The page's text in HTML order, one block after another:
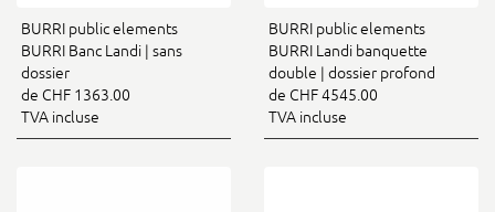
BURRI public elements
BURRI Banc Landi | sans
dossier
de CHF 1363.00
TVA incluse
BURRI public elements
BURRI Landi banquette
double | dossier profond
de CHF 4545.00
TVA incluse